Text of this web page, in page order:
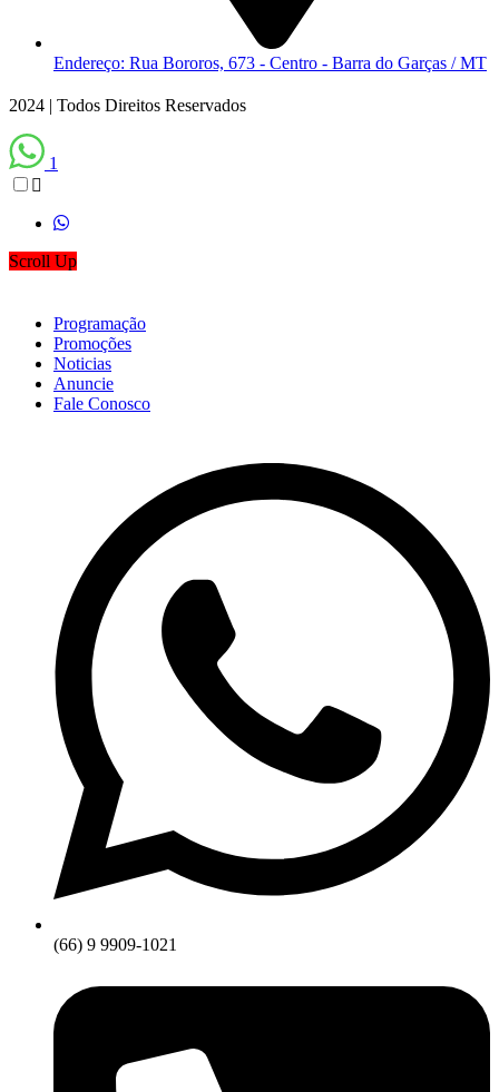
Endereço: Rua Bororos, 673 - Centro - Barra do Garças / MT
2024 | Todos Direitos Reservados
1
Scroll Up
Programação
Promoções
Noticias
Anuncie
Fale Conosco
(66) 9 9909-1021